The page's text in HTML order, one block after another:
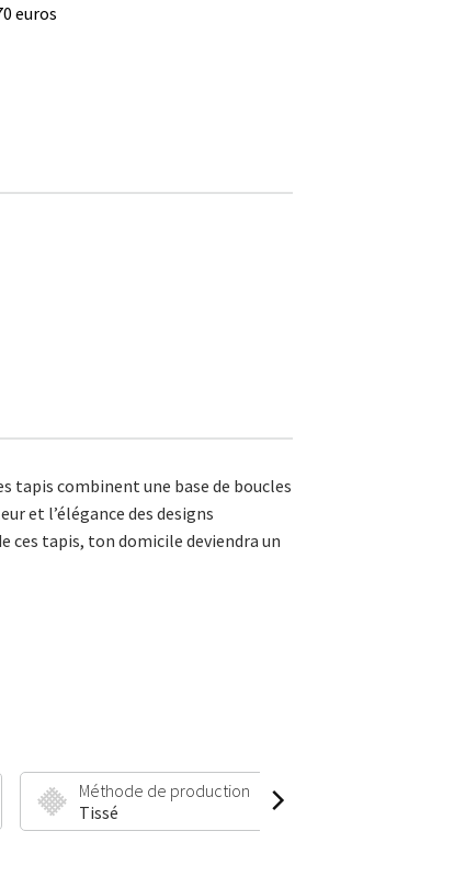
euros
tapis combinent une base de boucles
et l’élégance des designs
ces tapis, ton domicile deviendra un
Méthode de production
Tissé